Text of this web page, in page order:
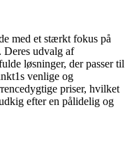
med et stærkt fokus på
Deres udvalg af
løsninger, der passer til
venlige og
priser, hvilket
efter en pålidelig og